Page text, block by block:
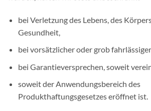
bei Verletzung des Lebens, des
Gesundheit,
bei vorsätzlicher oder grob
bei Garantieversprechen, soweit
soweit der Anwendungsbereich des
Produkthaftungsgesetzes eröffnet ist.